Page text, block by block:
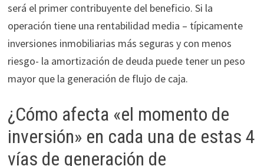
será el primer contribuyente del beneficio. Si la
operación tiene una rentabilidad media – típicamente
inversiones inmobiliarias más seguras y con menos
riesgo- la amortización de deuda puede tener un peso
mayor que la generación de flujo de caja.
¿Cómo afecta «el momento de
inversión» en cada una de estas 4
vías de generación de